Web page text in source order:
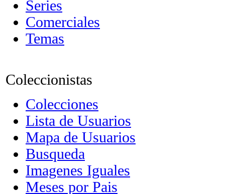
Series
Comerciales
Temas
Coleccionistas
Colecciones
Lista de Usuarios
Mapa de Usuarios
Busqueda
Imagenes Iguales
Meses por Pais